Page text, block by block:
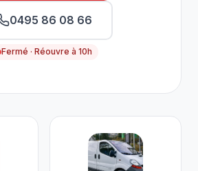
0495 86 08 66
Fermé · Réouvre à 10h